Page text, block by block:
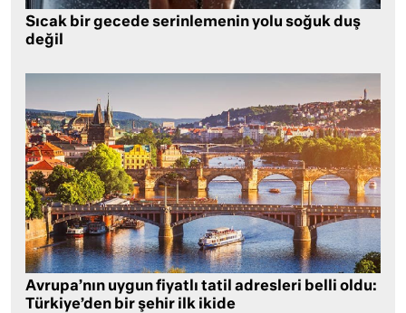
Sıcak bir gecede serinlemenin yolu soğuk duş
değil
Avrupa’nın uygun fiyatlı tatil adresleri belli oldu:
Türkiye’den bir şehir ilk ikide